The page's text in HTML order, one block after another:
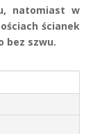
natomiast w
ścianek
bez szwu.